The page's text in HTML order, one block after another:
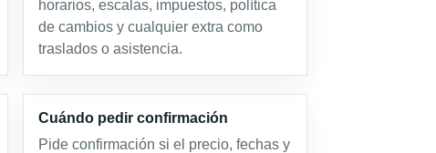
horarios, escalas, impuestos, política
de cambios y cualquier extra como
traslados o asistencia.
Cuándo pedir confirmación
Pide confirmación si el precio, fechas y